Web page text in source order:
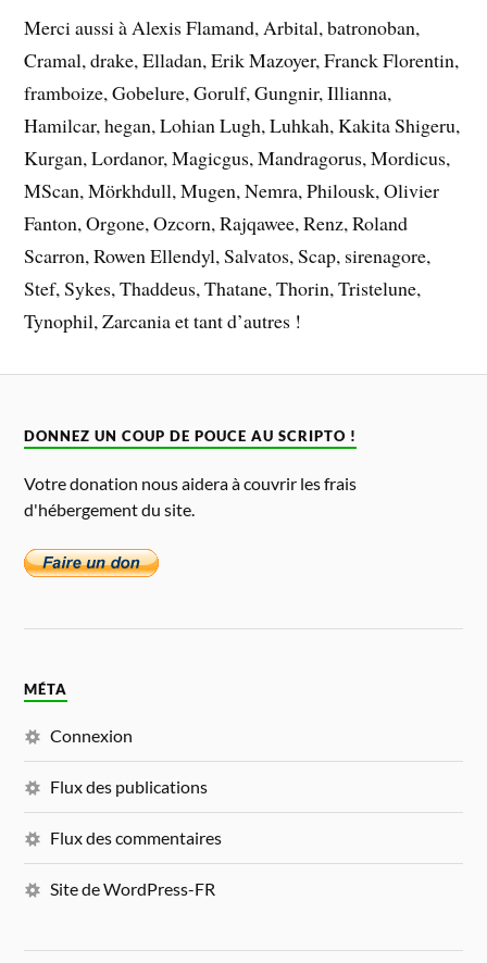
Merci aussi à Alexis Flamand, Arbital, batronoban,
Cramal, drake, Elladan, Erik Mazoyer, Franck Florentin,
framboize, Gobelure, Gorulf, Gungnir, Illianna,
Hamilcar, hegan, Lohian Lugh, Luhkah, Kakita Shigeru,
Kurgan, Lordanor, Magicgus, Mandragorus, Mordicus,
MScan, Mörkhdull, Mugen, Nemra, Philousk, Olivier
Fanton, Orgone, Ozcorn, Rajqawee, Renz, Roland
Scarron, Rowen Ellendyl, Salvatos, Scap, sirenagore,
Stef, Sykes, Thaddeus, Thatane, Thorin, Tristelune,
Tynophil, Zarcania et tant d’autres !
DONNEZ UN COUP DE POUCE AU SCRIPTO !
Votre donation nous aidera à couvrir les frais
d'hébergement du site.
MÉTA
Connexion
Flux des publications
Flux des commentaires
Site de WordPress-FR